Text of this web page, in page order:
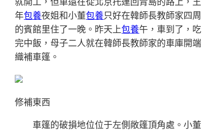
年包養夜姐和小董包養只好在韓師長教師家四周
的賓館里住了一晚。昨天上包養午，車到了，吃
完中飯，母子二人就在韓師長教師家的車庫開端
織補車篷。
修補東西
車篷的破損地位位于左側敞篷頂角處。小董